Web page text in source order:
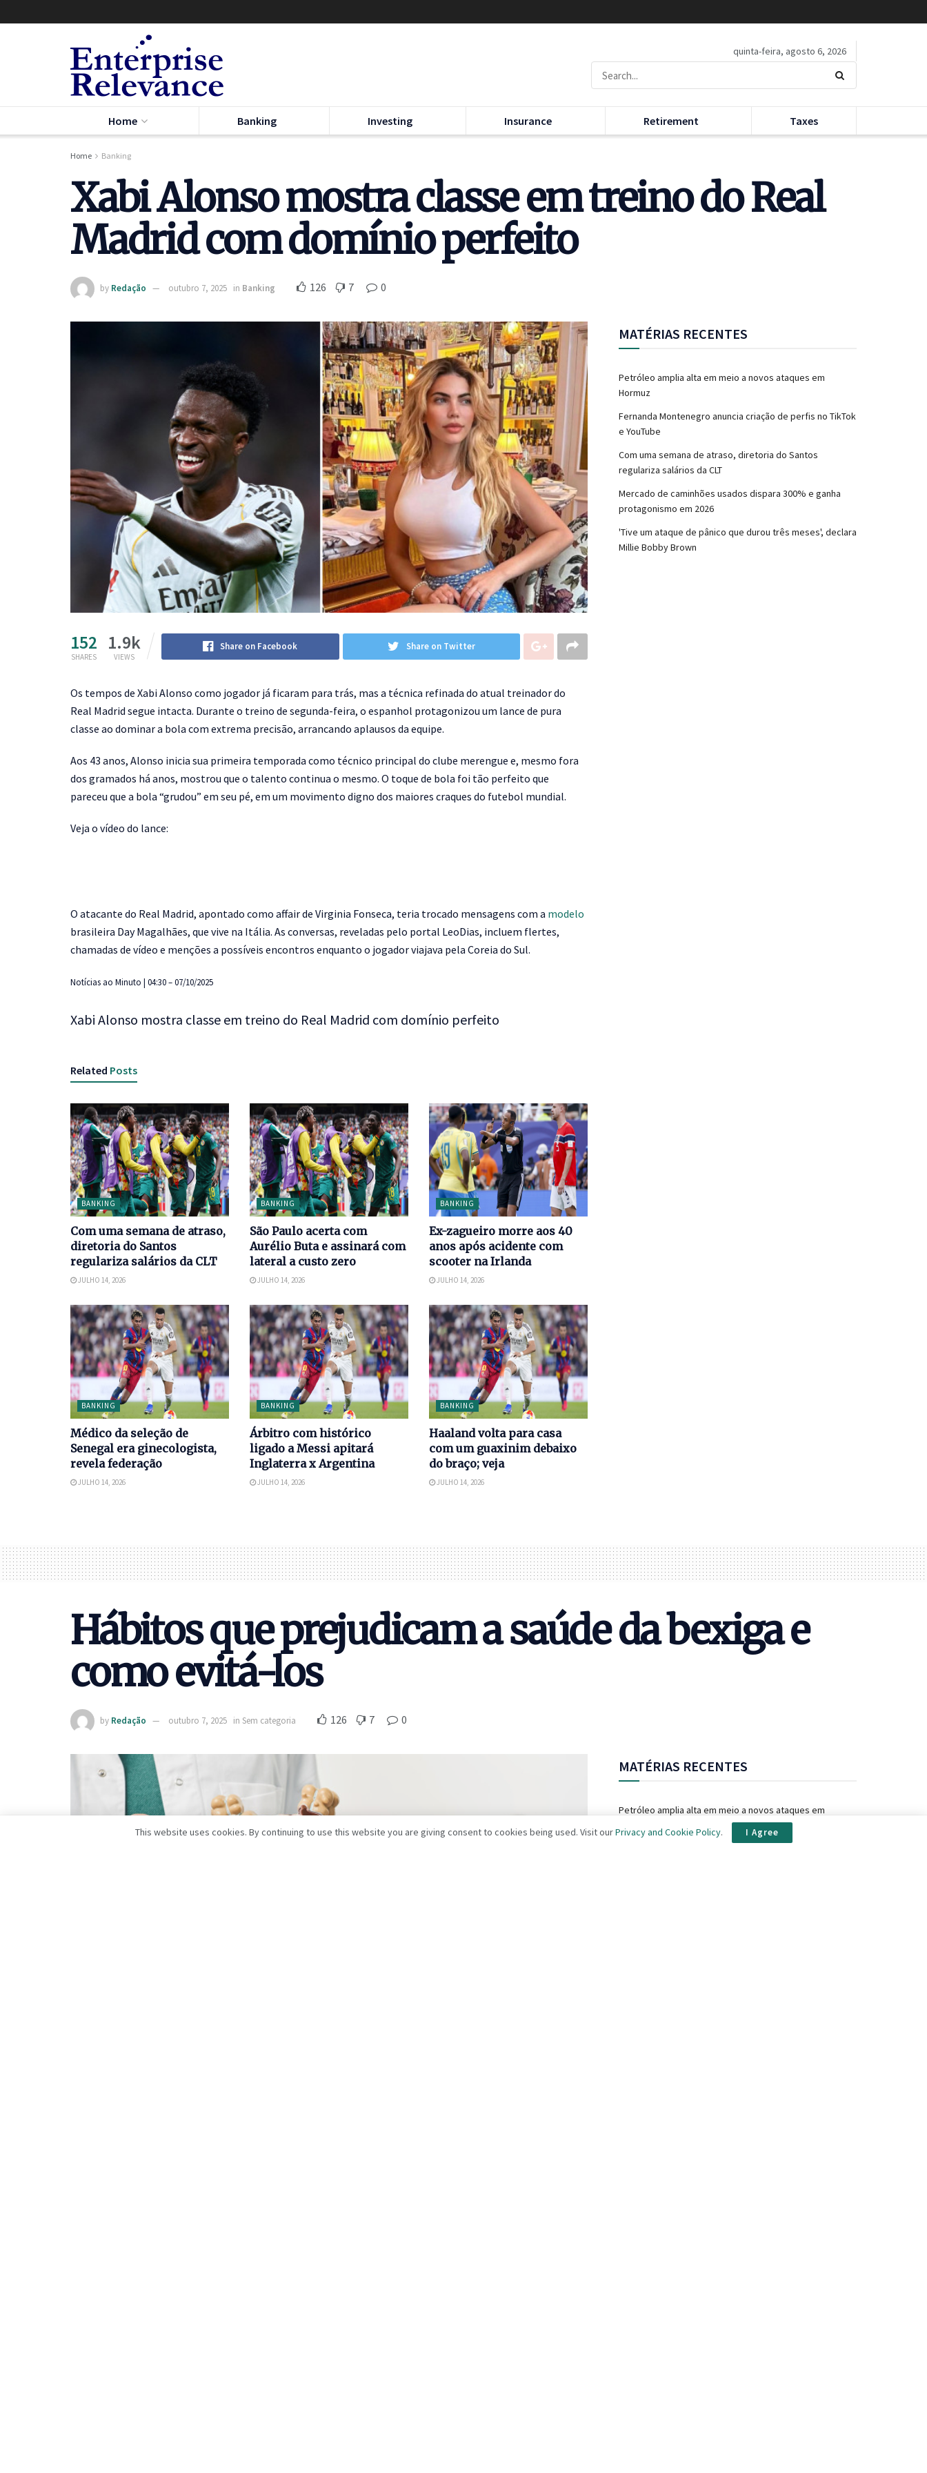
quinta-feira, agosto 6, 2026
Home Banking Investing Insurance Retirement Taxes
Home Banking
Xabi Alonso mostra classe em treino do Real
Madrid com domínio perfeito
by Redação outubro 7, 2025 in Banking 126 7 0
152
SHARES
1.9k
VIEWS
Share on Facebook Share on Twitter
Os tempos de Xabi Alonso como jogador já ficaram para trás, mas a técnica refinada do atual treinador do
Real Madrid segue intacta. Durante o treino de segunda-feira, o espanhol protagonizou um lance de pura
classe ao dominar a bola com extrema precisão, arrancando aplausos da equipe.
Aos 43 anos, Alonso inicia sua primeira temporada como técnico principal do clube merengue e, mesmo fora
dos gramados há anos, mostrou que o talento continua o mesmo. O toque de bola foi tão perfeito que
pareceu que a bola “grudou” em seu pé, em um movimento digno dos maiores craques do futebol mundial.
Veja o vídeo do lance:
O atacante do Real Madrid, apontado como affair de Virginia Fonseca, teria trocado mensagens com a modelo
brasileira Day Magalhães, que vive na Itália. As conversas, reveladas pelo portal LeoDias, incluem flertes,
chamadas de vídeo e menções a possíveis encontros enquanto o jogador viajava pela Coreia do Sul.
Notícias ao Minuto | 04:30 – 07/10/2025
Xabi Alonso mostra classe em treino do Real Madrid com domínio perfeito
Related Posts
BANKING
Com uma semana de atraso,
diretoria do Santos
regulariza salários da CLT
JULHO 14, 2026
BANKING
São Paulo acerta com
Aurélio Buta e assinará com
lateral a custo zero
JULHO 14, 2026
BANKING
Ex-zagueiro morre aos 40
anos após acidente com
scooter na Irlanda
JULHO 14, 2026
BANKING
Médico da seleção de
Senegal era ginecologista,
revela federação
JULHO 14, 2026
BANKING
Árbitro com histórico
ligado a Messi apitará
Inglaterra x Argentina
JULHO 14, 2026
BANKING
Haaland volta para casa
com um guaxinim debaixo
do braço; veja
JULHO 14, 2026
MATÉRIAS RECENTES
Petróleo amplia alta em meio a novos ataques em
Hormuz
Fernanda Montenegro anuncia criação de perfis no TikTok
e YouTube
Com uma semana de atraso, diretoria do Santos
regulariza salários da CLT
Mercado de caminhões usados dispara 300% e ganha
protagonismo em 2026
'Tive um ataque de pânico que durou três meses', declara
Millie Bobby Brown
Hábitos que prejudicam a saúde da bexiga e
como evitá-los
by Redação outubro 7, 2025 in Sem categoria 126 7 0
MATÉRIAS RECENTES
Petróleo amplia alta em meio a novos ataques em
This website uses cookies. By continuing to use this website you are giving consent to cookies being used. Visit ourPrivacy and Cookie Policy. I Agree